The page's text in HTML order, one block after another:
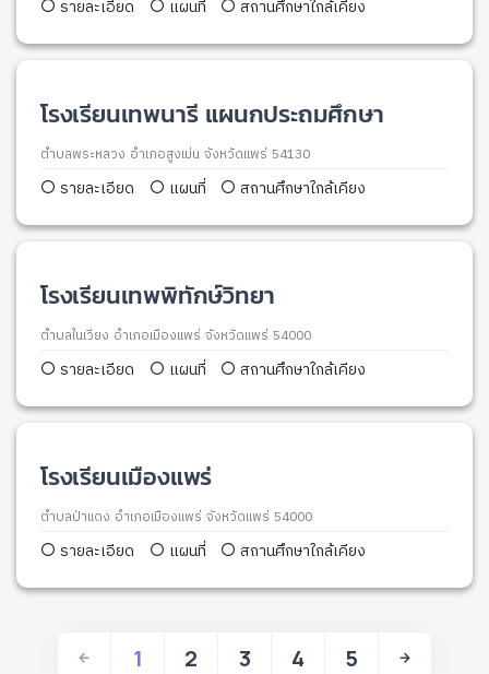
รายละเอียด แผนที่ สถานศึกษาใกล้เคียง
โรงเรียนเทพนารี แผนกประถมศึกษา
ตำบลพระหลวง อำเภอสูงเม่น จังหวัดแพร่ 54130
รายละเอียด แผนที่ สถานศึกษาใกล้เคียง
โรงเรียนเทพพิทักษ์วิทยา
ตำบลในเวียง อำเภอเมืองแพร่ จังหวัดแพร่ 54000
รายละเอียด แผนที่ สถานศึกษาใกล้เคียง
โรงเรียนเมืองแพร่
ตำบลป่าแดง อำเภอเมืองแพร่ จังหวัดแพร่ 54000
รายละเอียด แผนที่ สถานศึกษาใกล้เคียง
1 2 3 4 5